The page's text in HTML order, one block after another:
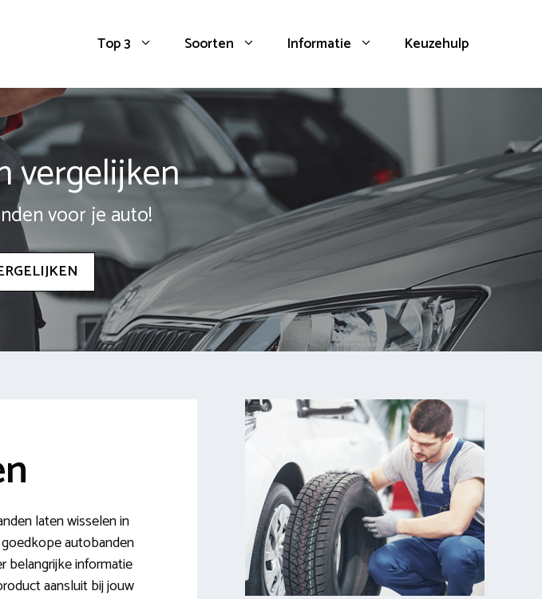
Top 3 Soorten Informatie Keuzehulp
vergelijken
voor je auto!
laten wisselen in
autobanden
belangrijke informatie
aansluit bij jouw